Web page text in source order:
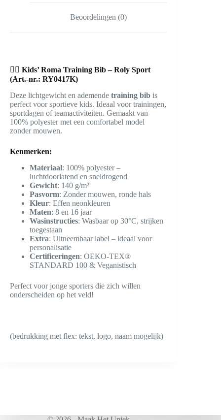
Beoordelingen (0)
🏃‍♂️ Kids’ Roma Training Bib – Roly Sport
(Art.-nr.: RY0417K)
Deze lichtgewicht en ademende training bib is
perfect voor sportieve kids. Ideaal voor trainingen,
sportdagen of teamactiviteiten. Gemaakt van
100% polyester met een comfortabel model
zonder mouwen.
Kenmerken:
Materiaal: 100% polyester –
luchtdoorlatend en sneldrogend
Gewicht: 140 g/m²
Pasvorm: Zonder mouwen, ronde hals
Kleur: Effen neonkleuren
Maten: 8 en 16 jaar
Wasinstructies: Wasbaar op 30°C, strijken
toegestaan
Extra: Uitneembaar label – ideaal voor
personalisatie
Certificeringen: OEKO-TEX®
STANDARD 100 & Veganistisch
Perfect voor jonge sporters die zich willen
onderscheiden op het veld!
(bedrukking met flex: tekst, logo, naam mogelijk)